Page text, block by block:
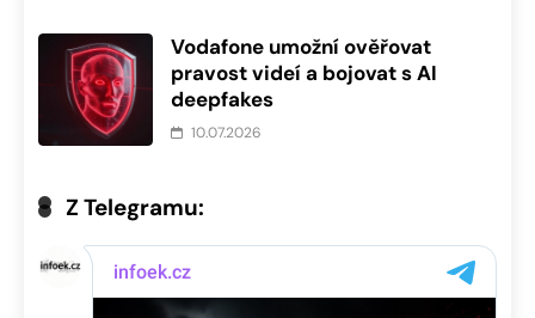
Vodafone umožní ověřovat
pravost videí a bojovat s AI
deepfakes
10.07.2026
Z Telegramu: